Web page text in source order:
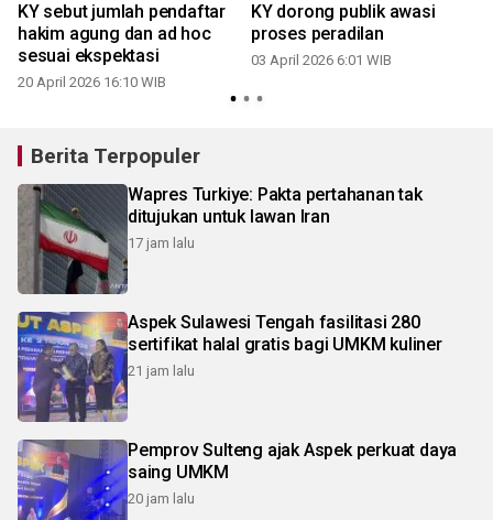
KY sebut jumlah pendaftar
hakim agung dan ad hoc
sesuai ekspektasi
20 April 2026 16:10 WIB
KY dorong publik awasi
proses peradilan
03 April 2026 6:01 WIB
Berita Terpopuler
Wapres Turkiye: Pakta pertahanan tak
ditujukan untuk lawan Iran
17 jam lalu
Aspek Sulawesi Tengah fasilitasi 280
sertifikat halal gratis bagi UMKM kuliner
21 jam lalu
Pemprov Sulteng ajak Aspek perkuat daya
saing UMKM
20 jam lalu